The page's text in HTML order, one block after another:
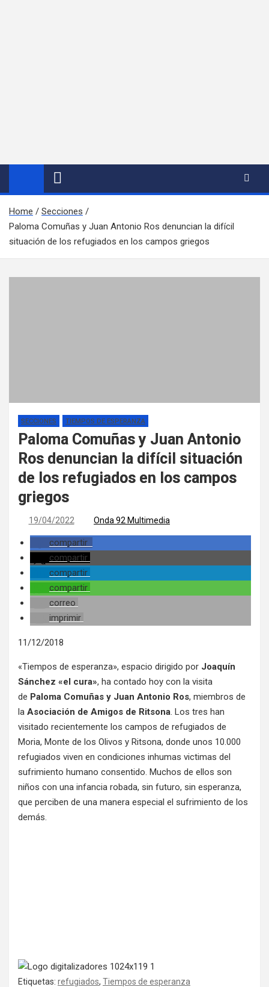
Home
Secciones
Paloma Comuñas y Juan Antonio Ros denuncian la difícil
situación de los refugiados en los campos griegos
SECCIONES TIEMPOS DE ESPERANZA
Paloma Comuñas y Juan Antonio
Ros denuncian la difícil situación
de los refugiados en los campos
griegos
19/04/2022 Onda 92 Multimedia
compartir
compartir
compartir
compartir
correo
imprimir
11/12/2018
«Tiempos de esperanza», espacio dirigido por Joaquín
Sánchez «el cura», ha contado hoy con la visita
de Paloma Comuñas y Juan Antonio Ros, miembros de
la Asociación de Amigos de Ritsona. Los tres han
visitado recientemente los campos de refugiados de
Moria, Monte de los Olivos y Ritsona, donde unos 10.000
refugiados viven en condiciones inhumas victimas del
sufrimiento humano consentido. Muchos de ellos son
niños con una infancia robada, sin futuro, sin esperanza,
que perciben de una manera especial el sufrimiento de los
demás.
Etiquetas: refugiados, Tiempos de esperanza